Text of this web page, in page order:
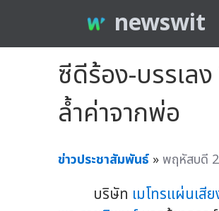
newswit
ซีดีร้อง-บรรเล
ล้ำค่าจากพ่อ
ข่าวประชาสัมพันธ์ »พฤหัสบดี
บริษัท เมโทรแผ่นเสี